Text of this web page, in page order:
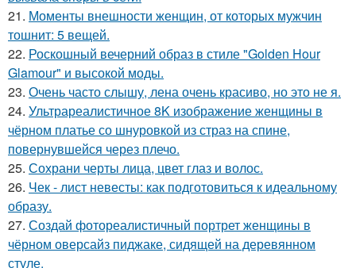
21. Моменты внешности женщин, от которых мужчин
тошнит: 5 вещей.
22. Роскошный вечерний образ в стиле "Golden Hour
Glamour" и высокой моды.
23. Очень часто слышу, лена очень красиво, но это не я.
24. Ультрареалистичное 8K изображение женщины в
чёрном платье со шнуровкой из страз на спине,
повернувшейся через плечо.
25. Сохрани черты лица, цвет глаз и волос.
26. Чек - лист невесты: как подготовиться к идеальному
образу.
27. Создай фотореалистичный портрет женщины в
чёрном оверсайз пиджаке, сидящей на деревянном
стуле.